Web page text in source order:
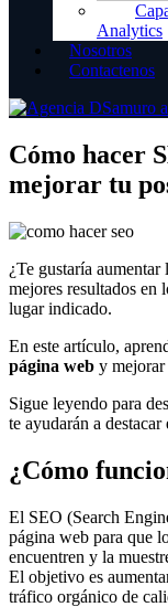
Analytics
Nosotros
Contactenos
Cómo hacer
mejorar tu
¿Te gustaría
mejores resultados en
lugar indicado.
En este artículo,
página web y
Sigue leyendo para
te ayudarán a destacar
¿Cómo
El SEO (Search
página web para que
encuentren y la
El objetivo es
tráfico orgánico de